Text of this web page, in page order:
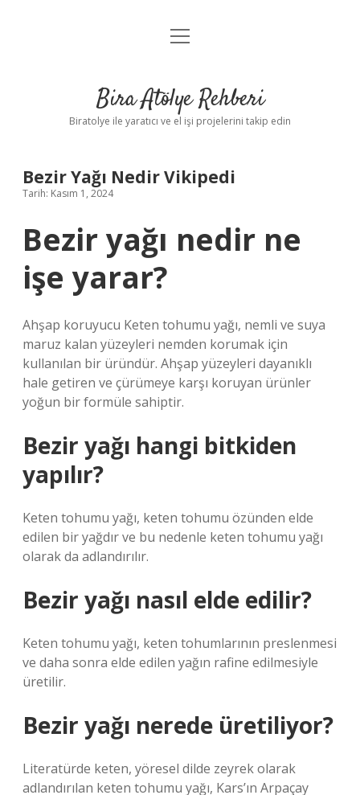
Anasayfa
Yasal Uyarı
menüyü
Bira Atölye Rehberi
Biratolye ile yaratıcı ve el işi projelerini takip edin
Bezir Yağı Nedir Vikipedi
Tarih: Kasım 1, 2024
Bezir yağı nedir ne
işe yarar?
Ahşap koruyucu Keten tohumu yağı, nemli ve suya
maruz kalan yüzeyleri nemden korumak için
kullanılan bir üründür. Ahşap yüzeyleri dayanıklı
hale getiren ve çürümeye karşı koruyan ürünler
yoğun bir formüle sahiptir.
Bezir yağı hangi bitkiden
yapılır?
Keten tohumu yağı, keten tohumu özünden elde
edilen bir yağdır ve bu nedenle keten tohumu yağı
olarak da adlandırılır.
Bezir yağı nasıl elde edilir?
Keten tohumu yağı, keten tohumlarının preslenmesi
ve daha sonra elde edilen yağın rafine edilmesiyle
üretilir.
Bezir yağı nerede üretiliyor?
Literatürde keten, yöresel dilde zeyrek olarak
adlandırılan keten tohumu yağı, Kars’ın Arpaçay